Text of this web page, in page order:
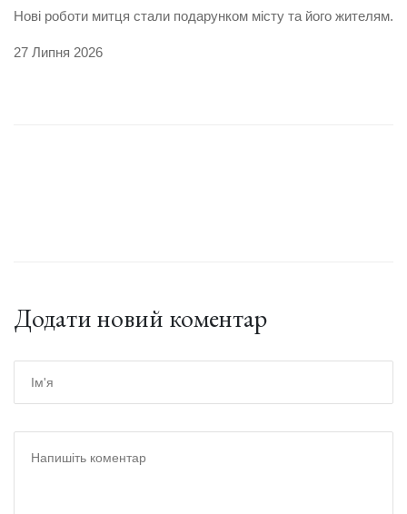
Нові роботи митця стали подарунком місту та його жителям.
27 Липня 2026
Додати новий коментар